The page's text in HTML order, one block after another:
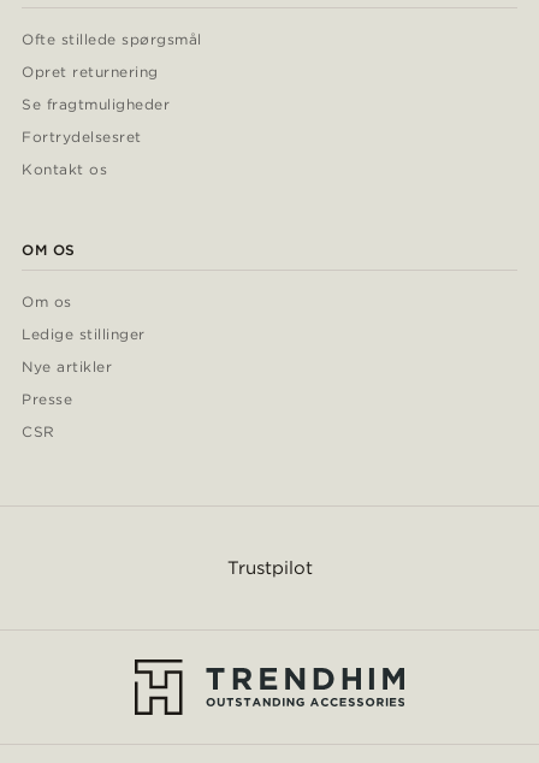
Ofte stillede spørgsmål
Opret returnering
Se fragtmuligheder
Fortrydelsesret
Kontakt os
OM OS
Om os
Ledige stillinger
Nye artikler
Presse
CSR
Trustpilot